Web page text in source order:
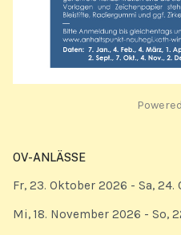
OV-ANLÄSSE
Fr, 23. Oktober 2026 - Sa, 24.
Mi, 18. November 2026 - So,